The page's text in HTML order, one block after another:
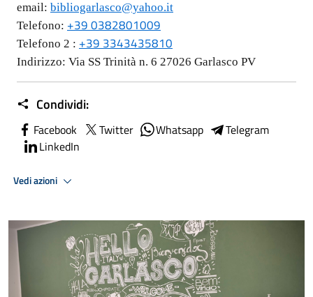
email: bibliogarlasco@yahoo.it
Telefono: +39 0382801009
Telefono 2 : +39 3343435810
Indirizzo: Via SS Trinità n. 6 27026 Garlasco PV
Condividi:
Facebook Twitter Whatsapp
Telegram
LinkedIn
Vedi azioni